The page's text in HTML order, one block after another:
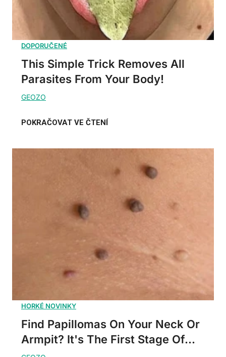
This Simple Trick Removes All
Parasites From Your Body!
Find Papillomas On Your Neck Or
Armpit? It's The First Stage Of...